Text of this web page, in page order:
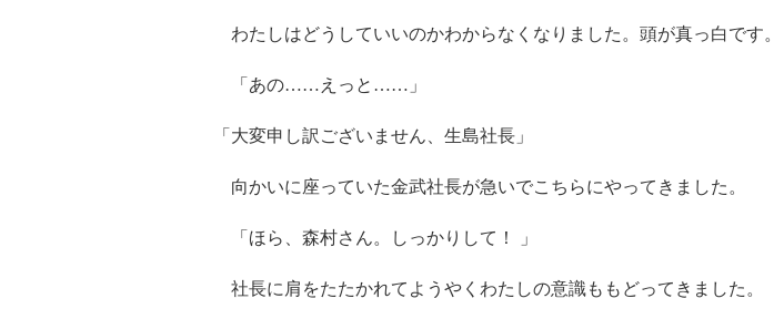
わたしはどうしていいのかわからなくなりました。頭が真っ白です。
「あの……えっと……」
「大変申し訳ございません、生島社長」
向かいに座っていた金武社長が急いでこちらにやってきました。
「ほら、森村さん。しっかりして！ 」
社長に肩をたたかれてようやくわたしの意識ももどってきました。